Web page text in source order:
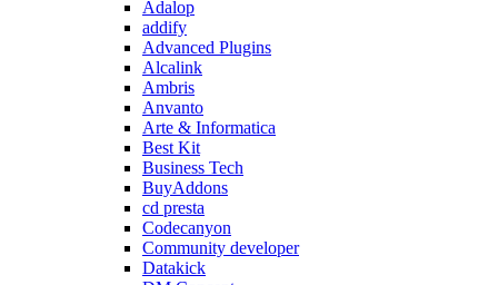
Adalop
addify
Advanced Plugins
Alcalink
Ambris
Anvanto
Arte & Informatica
Best Kit
Business Tech
BuyAddons
cd presta
Codecanyon
Community developer
Datakick